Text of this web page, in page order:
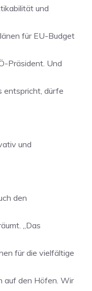
und
für EU-Budget
Präsident. Und
entspricht, dürfe
und
den
„Das
für die vielfältige
auf den Höfen. Wir